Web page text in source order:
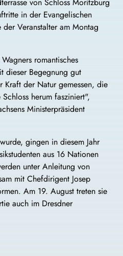
von Schloss Moritzburg
in der Evangelischen
Veranstalter am Montag
romantisches
dieser Begegnung gut
der Natur gemessen, die
herum fasziniert",
Ministerpräsident
gingen in diesem Jahr
aus 16 Nationen
unter Anleitung von
mit Chefdirigent Josep
Am 19. August treten sie
auch im Dresdner